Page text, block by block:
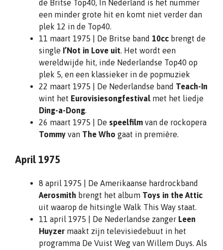
de Britse Top40, In Nederland is het nummer
een minder grote hit en komt niet verder dan
plek 12 in de Top40.
11 maart 1975 | De Britse band 10cc brengt de
single I’Not in Love uit. Het wordt een
wereldwijde hit, inde Nederlandse Top40 op
plek 5, en een klassieker in de popmuziek
22 maart 1975 | De Nederlandse band Teach-In
wint het Eurovisiesongfestival met het liedje
Ding-a-Dong.
26 maart 1975 | De speelfilm van de rockopera
Tommy van The Who gaat in première.
April 1975
8 april 1975 | De Amerikaanse hardrockband
Aerosmith brengt het album Toys in the Attic
uit waarop de hitsingle Walk This Way staat.
11 april 1975 | De Nederlandse zanger Leen
Huyzer maakt zijn televisiedebuut in het
programma De Vuist Weg van Willem Duys. Als